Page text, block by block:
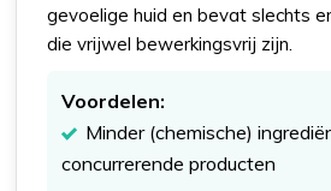
gevoelige huid en bevat slechts
die vrijwel bewerkingsvrij zijn.
Voordelen:
Minder (chemische)
concurrerende producten